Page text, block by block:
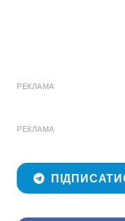
РЕКЛАМА
РЕКЛАМА